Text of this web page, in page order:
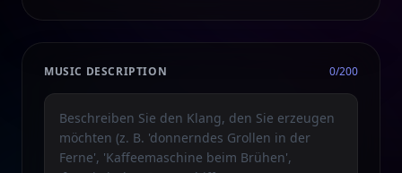
MUSIC DESCRIPTION 0/200